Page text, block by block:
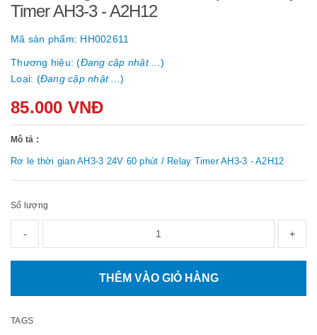
Timer AH3-3 - A2H12
Mã sản phẩm: HH002611
Thương hiệu: (Đang cập nhật ... )
Loại: (Đang cập nhật ... )
85.000 VNĐ
Mô tả :
Rơ le thời gian AH3-3 24V 60 phút / Relay Timer AH3-3 - A2H12
Số lượng
- +
THÊM VÀO GIỎ HÀNG
TAGS